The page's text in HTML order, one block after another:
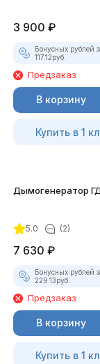
3 900 ₽
Бонусных рублей
117.12руб.
Предзаказ
В корзину
Купить в 1
Дымогенератор
5.0 (2)
7 630 ₽
Бонусных рублей
229.13руб.
Предзаказ
В корзину
Купить в 1